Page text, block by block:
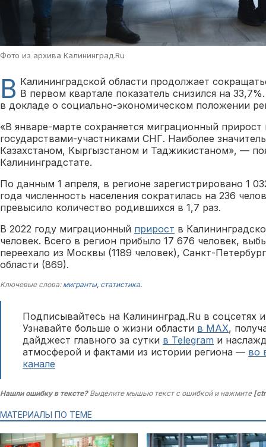
Фото из архива Калининград.Ru
В Калининградской области продолжает
В первом квартале показатель снизился на
в докладе о социально-экономическом положении
«В январе-марте сохраняется миграционный
государствами-участниками СНГ. Наиболее
Казахстаном, Кыргызстаном и Таджикистаном», —
Калининградстате.
По данным 1 апреля, в регионе зарегистрировано 1
года численность населения сократилась на 236
превысило количество родившихся в 1,7 раз.
В 2022 году миграционный прирост в
человек. Всего в регион прибыло 17 676 человек,
переехало из Москвы (1189 человек), Санкт-
области (869).
Ключевые слова: мигранты, статистика.
Подписывайтесь на Калининград.Ru в соцсетях
Узнавайте больше о жизни области в MAX,
дайджест главного за сутки в Telegram и
атмосферой и фактами из истории региона — во
канале
Нашли ошибку в тексте?Выделите мышью текст с ошибкой и нажмите
МАТЕРИАЛЫ ПО ТЕМЕ